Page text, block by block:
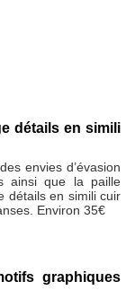
détails en simili
envies d’évasion
ainsi que la paille
détails en simili cuir
Environ 35€
graphiques